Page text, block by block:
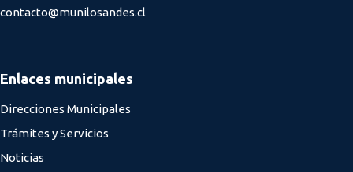
contacto@munilosandes.cl
Enlaces municipales
Direcciones Municipales
Trámites y Servicios
Noticias